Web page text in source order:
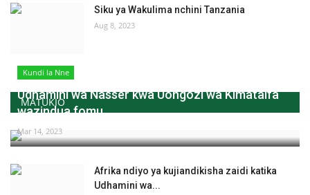
Siku ya Wakulima nchini Tanzania
Aug 8, 2023
MATUKIO
Kundi la Nne
Udhamini wa Nasser kwa Uongozi wa Kimataifa
wazindua fomu...
Mar 14, 2023
Afrika ndiyo ya kujiandikisha zaidi katika
Udhamini wa...